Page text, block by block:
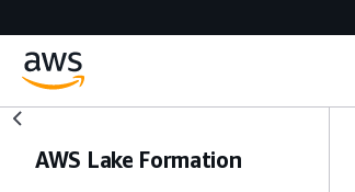
AWS Lake Formation